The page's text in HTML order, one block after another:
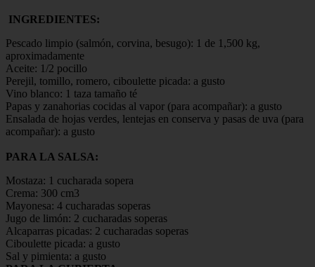
INGREDIENTES:
Pescado limpio (salmón, corvina, besugo): 1 de 1,500 kg,
aproximadamente
Aceite: 1/2 pocillo
Perejil, tomillo, romero, ciboulette picada: a gusto
Vino blanco: 1 taza tamaño té
Papas y zanahorias cocidas al vapor (para acompañar): a gusto
Ensalada de hojas verdes, lentejas en conserva y pasas de uva (para
acompañar): a gusto
PARA LA SALSA:
Mostaza: 1 cucharada sopera
Crema: 300 cm3
Mayonesa: 4 cucharadas soperas
Jugo de limón: 2 cucharadas soperas
Alcaparras picadas: 2 cucharadas soperas
Ciboulette picada: a gusto
Sal y pimienta: a gusto